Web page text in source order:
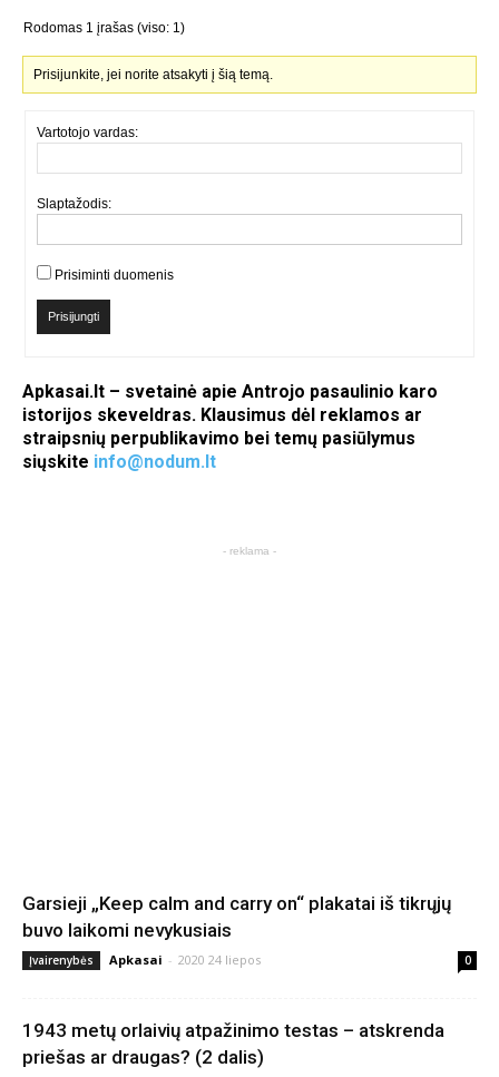
Rodomas 1 įrašas (viso: 1)
Prisijunkite, jei norite atsakyti į šią temą.
Vartotojo vardas:
Slaptažodis:
Prisiminti duomenis
Prisijungti
Apkasai.lt – svetainė apie Antrojo pasaulinio karo
istorijos skeveldras. Klausimus dėl reklamos ar
straipsnių perpublikavimo bei temų pasiūlymus
siųskite info@nodum.lt
- reklama -
Garsieji „Keep calm and carry on“ plakatai iš tikrųjų
buvo laikomi nevykusiais
Įvairenybės Apkasai - 2020 24 liepos 0
1943 metų orlaivių atpažinimo testas – atskrenda
priešas ar draugas? (2 dalis)